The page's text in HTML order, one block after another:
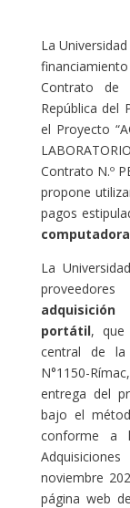
La
Contrato de
República del
el Proyecto
Contrato N.º
propone
pagos
La
portátil, que
central de
N°1150-
entrega del
bajo el
conforme a
noviembre
página web